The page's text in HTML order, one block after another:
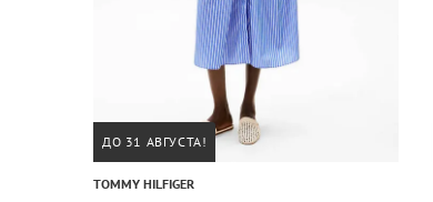
ДО 31 АВГУСТА!
TOMMY HILFIGER